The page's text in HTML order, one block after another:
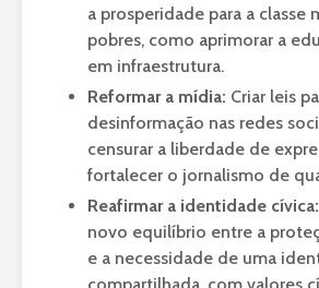
a prosperidade para a classe
pobres, como aprimorar a
em infraestrutura.
Reformar a mídia: Criar leis
desinformação nas redes
censurar a liberdade de
fortalecer o jornalismo de
Reafirmar a identidade cívica:
novo equilíbrio entre a
e a necessidade de uma